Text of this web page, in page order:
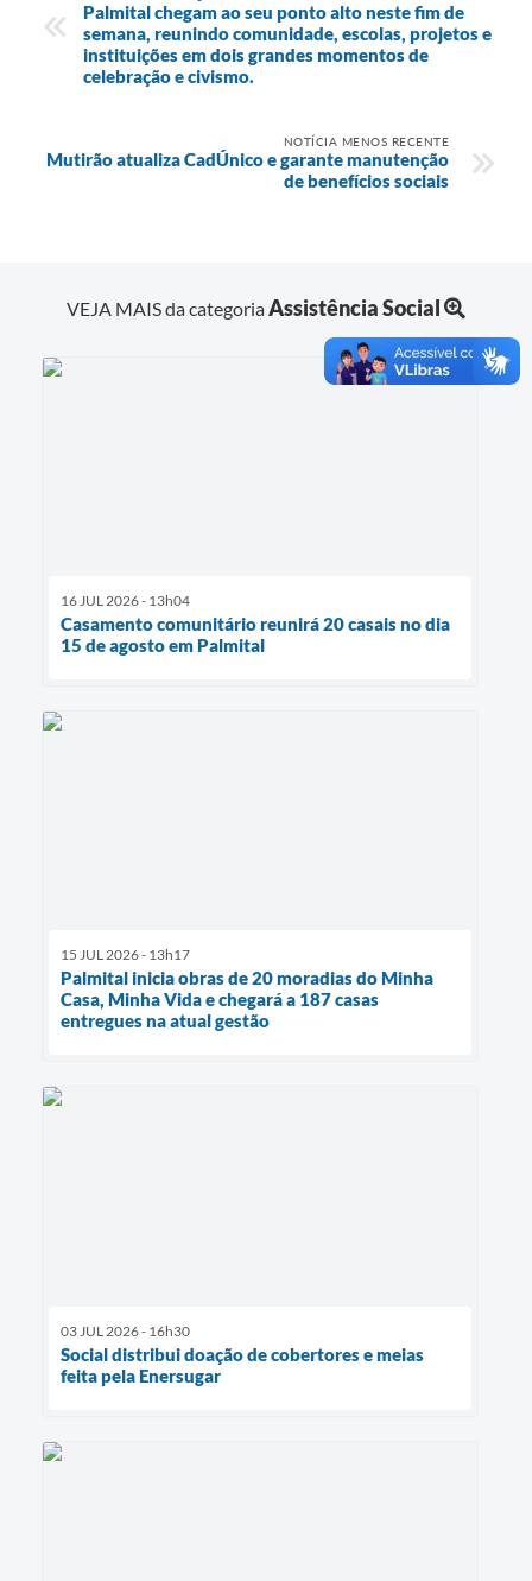
Palmital chegam ao seu ponto alto neste fim de
semana, reunindo comunidade, escolas, projetos e
instituições em dois grandes momentos de
celebração e civismo.
NOTÍCIA MENOS RECENTE
Mutirão atualiza CadÚnico e garante manutenção
de benefícios sociais
VEJA MAIS da categoriaAssistência Social
16 JUL 2026 - 13h04
Casamento comunitário reunirá 20 casais no dia
15 de agosto em Palmital
15 JUL 2026 - 13h17
Palmital inicia obras de 20 moradias do Minha
Casa, Minha Vida e chegará a 187 casas
entregues na atual gestão
03 JUL 2026 - 16h30
Social distribui doação de cobertores e meias
feita pela Enersugar